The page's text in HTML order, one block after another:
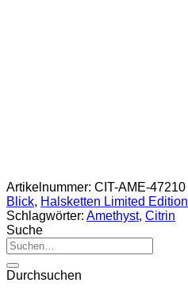
Artikelnummer: CIT-AME-47210
Blick, Halsketten Limited Edition
Schlagwörter: Amethyst, Citrin
Suche
Suche
nach:
Durchsuchen